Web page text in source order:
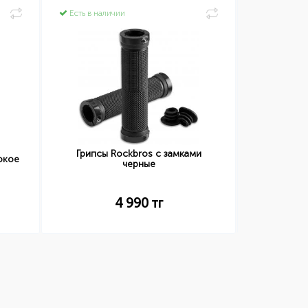
Есть в наличии
Грипсы Rockbros с замками
черные
4 990тг